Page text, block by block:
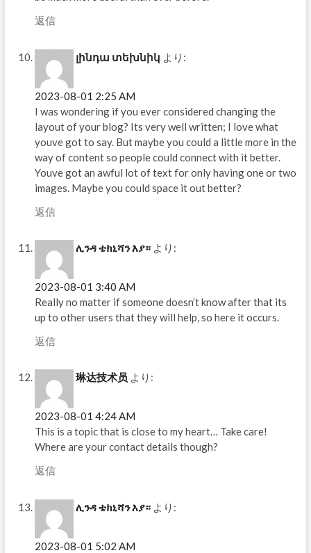
返信
լինդա տեխնիկ より:
2023-08-01 2:25 AM
I was wondering if you ever considered changing the
layout of your blog? Its very well written; I love what
youve got to say. But maybe you could a little more in the
way of content so people could connect with it better.
Youve got an awful lot of text for only having one or two
images. Maybe you could space it out better?
返信
ሊንዳ ቴክኒሻን እያ። より:
2023-08-01 3:40 AM
Really no matter if someone doesn’t know after that its
up to other users that they will help, so here it occurs.
返信
琳达技术员 より:
2023-08-01 4:24 AM
This is a topic that is close to my heart… Take care!
Where are your contact details though?
返信
ሊንዳ ቴክኒሻን እያ። より:
2023-08-01 5:02 AM